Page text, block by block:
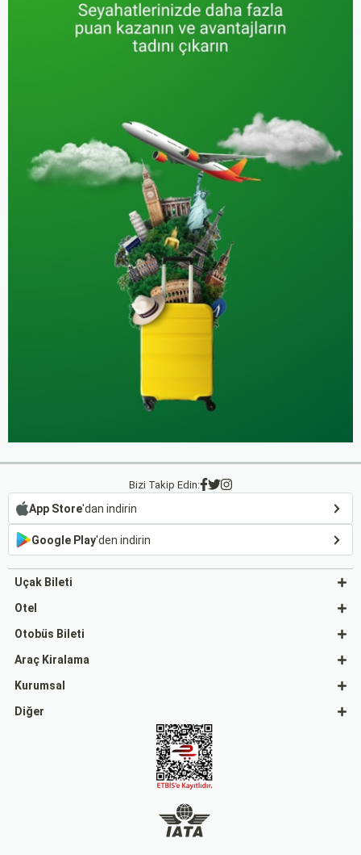
Bizi Takip Edin:
App Store'dan indirin
Google Play'den indirin
Uçak Bileti
Otel
Otobüs Bileti
Araç Kiralama
Kurumsal
Diğer